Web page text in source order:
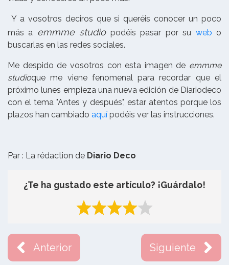
Y a vosotros deciros que si queréis conocer un poco
más a emmme studio podéis pasar por su web o
buscarlas en las redes sociales.
Me despido de vosotros con esta imagen de emmme
studioque me viene fenomenal para recordar que el
próximo lunes empieza una nueva edición de Diariodeco
con el tema "Antes y después", estar atentos porque los
plazos han cambiado aquí podéis ver las instrucciones.
Par : La rédaction de Diario Deco
¿Te ha gustado este artículo? ¡Guárdalo!
Anterior Siguiente